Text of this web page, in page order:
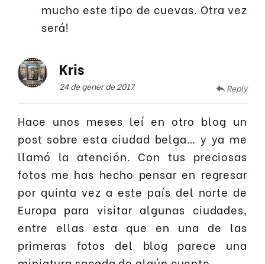
mucho este tipo de cuevas. Otra vez
será!
Kris
24 de gener de 2017 Reply
Hace unos meses leí en otro blog un
post sobre esta ciudad belga… y ya me
llamó la atención. Con tus preciosas
fotos me has hecho pensar en regresar
por quinta vez a este país del norte de
Europa para visitar algunas ciudades,
entre ellas esta que en una de las
primeras fotos del blog parece una